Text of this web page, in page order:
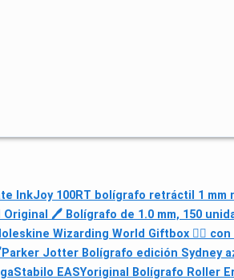
InkJoy 100RT bolígrafo retráctil 1 mm
Original 🖊️ Bolígrafo de 1.0 mm, 150
Wizarding World Giftbox 🧙‍♂️
Parker Jotter Bolígrafo edición Sydney
Stabilo EASYoriginal Bolígrafo Roller